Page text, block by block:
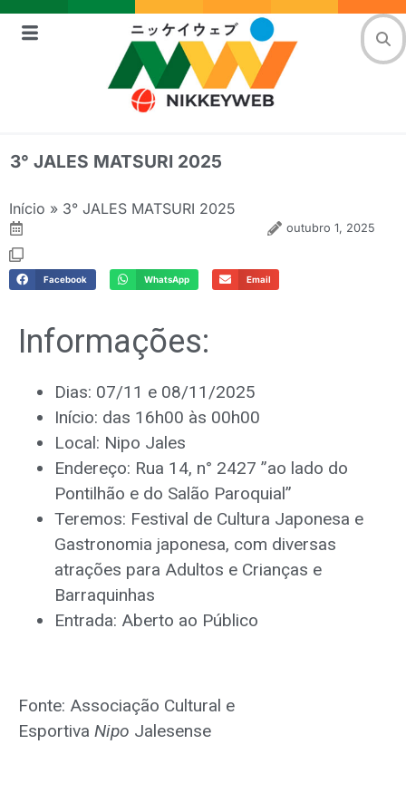
3° JALES MATSURI 2025
Início » 3° JALES MATSURI 2025
outubro 1, 2025
Facebook WhatsApp Email
Informações:
Dias: 07/11 e 08/11/2025
Início: das 16h00 às 00h00
Local: Nipo Jales
Endereço: Rua 14, n° 2427 ”ao lado do
Pontilhão e do Salão Paroquial”
Teremos: Festival de Cultura Japonesa e
Gastronomia japonesa, com diversas
atrações para Adultos e Crianças e
Barraquinhas
Entrada: Aberto ao Público
Fonte: Associação Cultural e
Esportiva Nipo Jalesense